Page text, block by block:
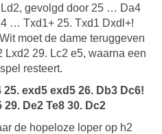
gevolgd door 25 … Da4
… Txd1+ 25. Txd1 Dxdl+!
moet de dame teruggeven
Lxd2 29. Lc2 e5, waarna een
resteert.
exd5 exd5 26. Db3 Dc6!
De2 Te8 30. Dc2
de hopeloze loper op h2